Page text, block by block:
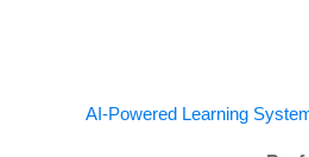
AI-Powered Learning